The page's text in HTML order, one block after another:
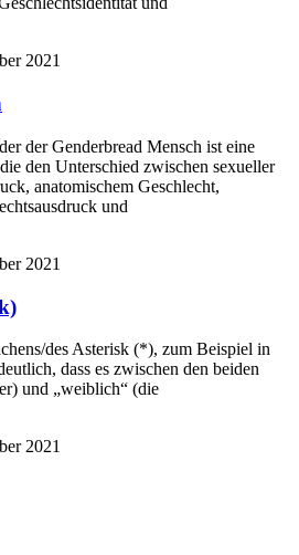
2021
der Genderbread Mensch ist eine
den Unterschied zwischen sexueller
anatomischem Geschlecht,
und
2021
des Asterisk (*), zum Beispiel in
dass es zwischen den beiden
und „weiblich“ (die
2021